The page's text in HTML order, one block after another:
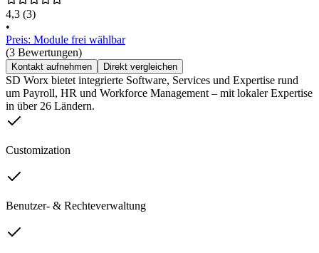
4,3 (3)
•
Preis: Module frei wählbar
(3 Bewertungen)
Kontakt aufnehmen Direkt vergleichen
SD Worx bietet integrierte Software, Services und Expertise rund
um Payroll, HR und Workforce Management – mit lokaler Expertise
in über 26 Ländern.
Customization
Benutzer- & Rechteverwaltung